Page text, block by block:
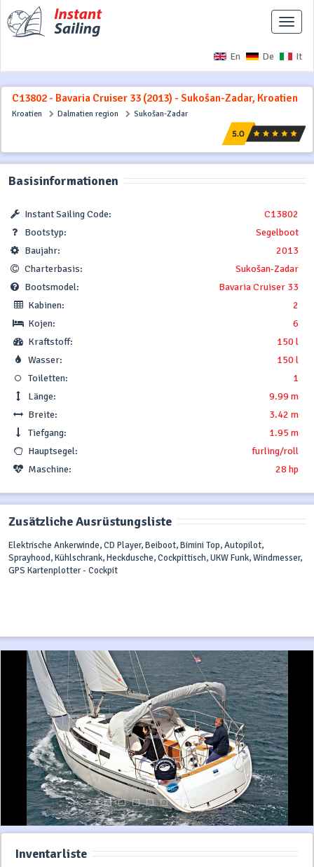
En De It
C13802 - Bavaria Cruiser 33 (2013) - Sukošan-Zadar, Kroatien
Kroatien Dalmatien region Sukošan-Zadar
Basisinformationen
Instant Sailing Code:
C13802
Bootstyp:
Segelboot
Baujahr:
2013
Charterbasis:
Sukošan-Zadar
Bootsmodel:
Bavaria Cruiser 33
Kabinen:
2
Kojen:
6
Kraftstoff:
150 l
Wasser:
150 l
Toiletten:
1
Länge:
9.99 m
Breite:
3.42 m
Tiefgang:
1.95 m
Hauptsegel:
furling/roll
Maschine:
28 hp
Zusätzliche Ausrüstungsliste
Elektrische Ankerwinde, CD Player, Beiboot, Bimini Top, Autopilot,
Sprayhood, Kühlschrank, Heckdusche, Cockpittisch, UKW Funk, Windmesser,
GPS Kartenplotter - Cockpit
Inventarliste